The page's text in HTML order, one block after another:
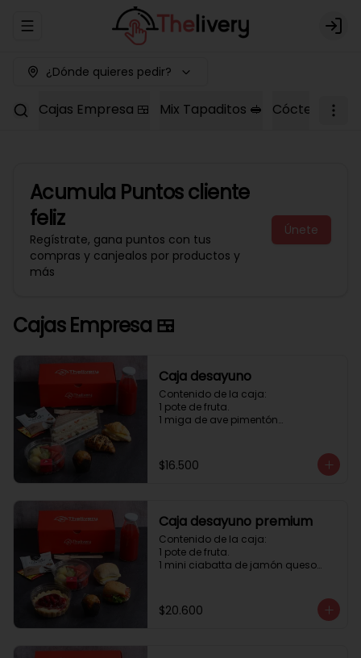
Abrir menu de navegación Login
¿Dónde quieres pedir?
Cajas Empresa 🍱 Mix Tapaditos 🥪 Cóctel Dulce
Acumula Puntos cliente
feliz
Regístrate, gana puntos con tus
compras y canjealos por productos y
más
Únete
Cajas Empresa 🍱
Caja desayuno
Contenido de la caja:
1 pote de fruta.
1 miga de ave pimentón
1 mini muffin
1 sobre de té y café
$16.500
Caja desayuno premium
Contenido de la caja:
1 pote de fruta.
1 mini ciabatta de jamón queso
1 mini muffin
1 cheesecake
$20.600